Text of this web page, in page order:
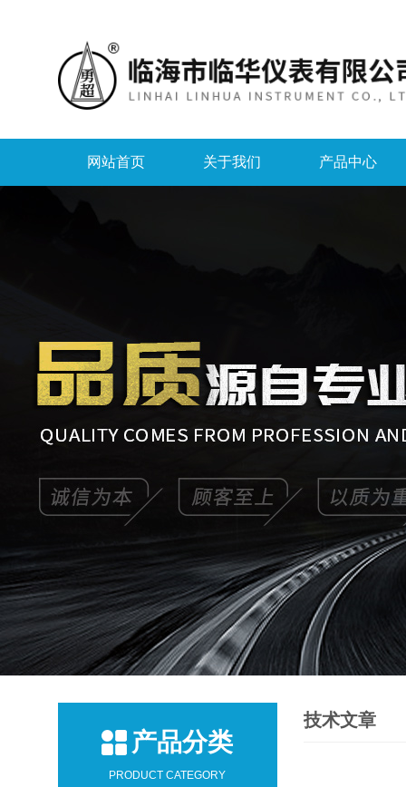
网站首页 关于我们 产品中心
产品分类
PRODUCT CATEGORY
技术文章